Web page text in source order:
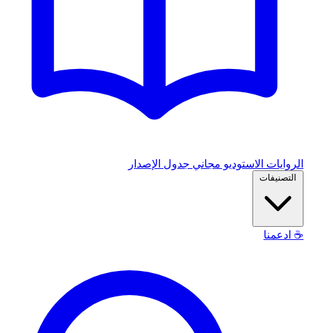
الروايات الاستوديو مجاني جدول الإصدار
التصنيفات
☕ ادعمنا